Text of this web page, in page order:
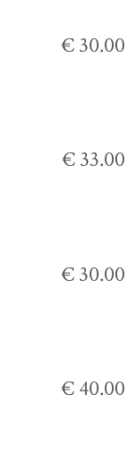
€ 30.00
€ 33.00
€ 30.00
€ 40.00